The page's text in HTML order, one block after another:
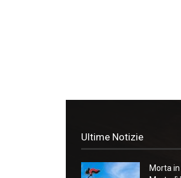
Ultime Notizie
Morta